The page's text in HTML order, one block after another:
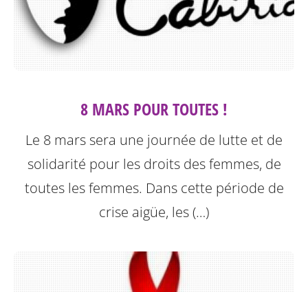
8 MARS POUR TOUTES !
Le 8 mars sera une journée de lutte et de
solidarité pour les droits des femmes, de
toutes les femmes. Dans cette période de
crise aigüe, les (…)